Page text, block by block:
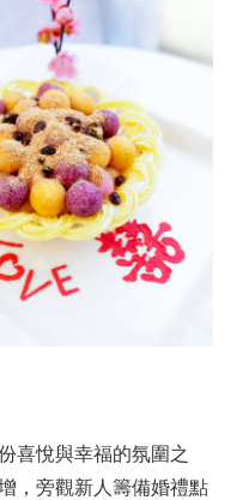
喜悅與幸福的氛圍之
，旁觀新人籌備婚禮點